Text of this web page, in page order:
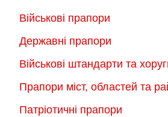
можна
вибрати
на
товару
Військові прапори
Державні прапори
Військові штандарти та
Прапори міст, областей та
Патріотичні прапори